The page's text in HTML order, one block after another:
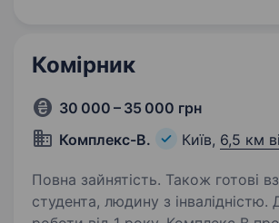
Комірник
30 000 – 35 000 грн
Комплекс-В.
Київ, 6,5 км
Повна зайнятість. Також готові
студента, людину з інвалідністю.